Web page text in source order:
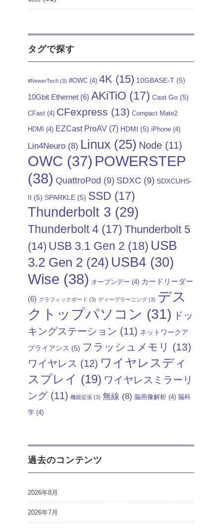
タグで探す
#NewerTech (3) #OWC (4) 4K (15) 10GBASE-T (5)
10Gbit Ethernet (6) AKiTiO (17) Cast Go (5)
CFast (4) CFexpress (13) Compact Mate2
HDMI (4) EZCast ProAV (7) HDMI (5) iPhone (4)
Lin4Neuro (8) Linux (25) Node (11)
OWC (37) POWERSTEP
(38) QuattroPod (9) SDXC (9) SDXCUHS-
II (5) SPARKLE (5) SSD (17)
Thunderbolt 3 (29)
Thunderbolt 4 (17) Thunderbolt 5
(14) USB 3.1 Gen 2 (18) USB
3.2 Gen 2 (24) USB4 (30)
Wise (38) オープンデー (4) カードリーダー
(6) グラフィックボード (3) ディープラーニング (3) デス
クトップパソコン (31) ドッ
キングステーション (11) ネットワークア
プライアンス (5) フラッシュメモリ (13)
ワイヤレス (12) ワイヤレスディ
スプレイ (19) ワイヤレスミラーリ
ング(11) 機能拡張 (3) 無線 (8) 脳画像解析 (4) 脳科
学 (4)
過去のコンテンツ
2026年8月
2026年7月